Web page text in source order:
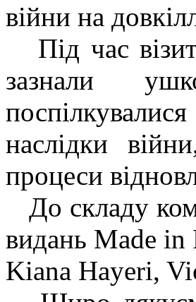
війни на
Під час
зазнали
наслідки
процеси
До складу
видань Made
Kiana Hayeri,